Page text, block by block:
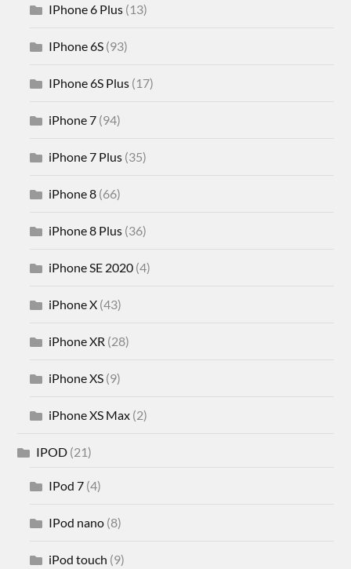
IPhone 6 Plus (13)
IPhone 6S (93)
IPhone 6S Plus (17)
iPhone 7 (94)
iPhone 7 Plus (35)
iPhone 8 (66)
iPhone 8 Plus (36)
iPhone SE 2020 (4)
iPhone X (43)
iPhone XR (28)
iPhone XS (9)
iPhone XS Max (2)
IPOD (21)
IPod 7 (4)
IPod nano (8)
iPod touch (9)